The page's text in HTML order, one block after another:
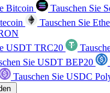
Bitcoin
Tauschen Sie
Tauschen Sie
USDT TRC20
Sie USDT BEP20
Tauschen Sie USDC